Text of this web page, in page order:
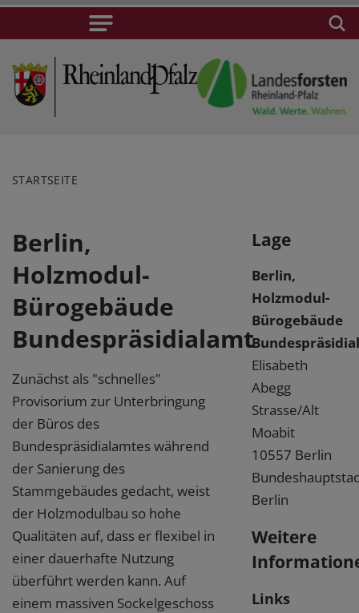
STARTSEITE
Berlin,
Holzmodul-
Bürogebäude
Bundespräsidialamt
Zunächst als "schnelles"
Provisorium zur Unterbringung
der Büros des
Bundespräsidialamtes während
der Sanierung des
Stammgebäudes gedacht, weist
der Holzmodulbau so hohe
Qualitäten auf, dass er flexibel in
einer dauerhafte Nutzung
überführt werden kann. Auf
einem massiven Sockelgeschoss
Lage
Berlin,
Holzmodul-
Bürogebäude
Elisabeth
Abegg
Strasse/Alt
Moabit
10557 Berlin
Berlin
Weitere
Links